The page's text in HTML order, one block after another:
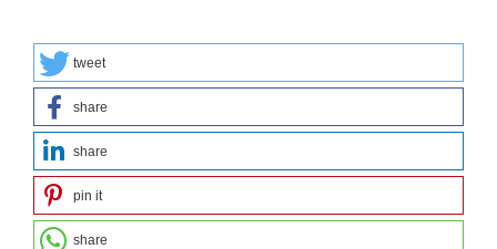
tweet
share
share
pin it
share